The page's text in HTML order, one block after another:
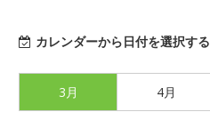
カレンダーから日付を選択する
3月 4月